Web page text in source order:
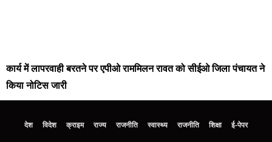
कार्य में लापरवाही बरतने पर एपीओ राममिलन रावत को सीईओ जिला पंचायत ने
किया नोटिस जारी
देश विदेश क्राइम राज्य राजनीति स्वास्थ्य राजनीति शिक्षा ई-पेपर